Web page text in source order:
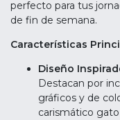
perfecto para tus
de fin de semana.
Características
Diseño
Destacan por
gráficos y de
carismático